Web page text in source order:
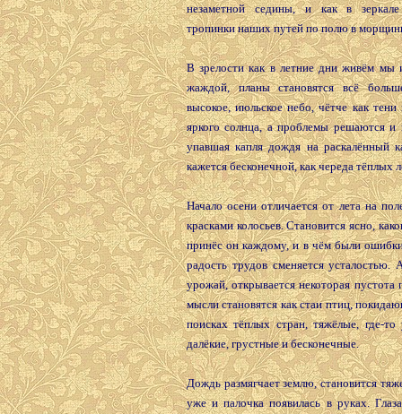
незаметной седины, и как в
тропинки наших путей по полю в
В зрелости как в летние дни живём мы
жаждой, планы становятся всё
высокое, июльское небо, чётче как тени
яркого солнца, а проблемы решаются и
упавшая капля дождя на раскалённый
кажется бесконечной, как череда тёплых
Начало осени отличается от лета на
красками колосьев. Становится ясно,
принёс он каждому, и в чём были
радость трудов сменяется усталостью.
урожай, открывается некоторая
мысли становятся как стаи птиц,
поисках тёплых стран, тяжёлые, где-
далёкие, грустные и бесконечные.
Дождь размягчает землю, становится
уже и палочка появилась в руках.